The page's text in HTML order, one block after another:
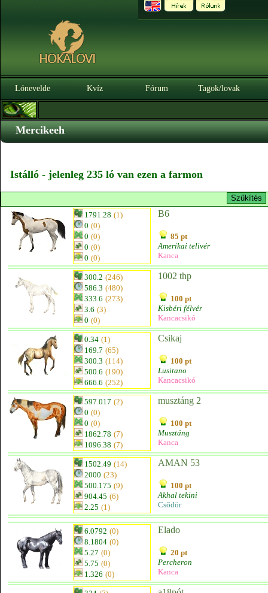
Lónevelde Kvíz Fórum Tagok/lovak
Mercikeeh
Istálló - jelenleg 235 ló van ezen a farmon
1791.28 (1)
0 (0)
0 (0)
0 (0)
0 (0)
B6
85 pt
Amerikai telivér
Kanca
300.2 (246)
586.3 (480)
333.6 (273)
3.6 (3)
0 (0)
1002 thp
100 pt
Kisbéri félvér
Kancacsikó
0.34 (1)
169.7 (65)
300.3 (114)
500.6 (190)
666.6 (252)
Csikaj
100 pt
Lusitano
Kancacsikó
597.017 (2)
0 (0)
0 (0)
1862.78 (7)
1096.38 (7)
musztáng 2
100 pt
Musztáng
Kanca
1502.49 (14)
2000 (23)
500.175 (9)
904.45 (6)
2.25 (1)
AMAN 53
100 pt
Akhal tekini
Csődör
6.0792 (0)
8.1804 (0)
5.27 (0)
5.75 (0)
1.326 (0)
Elado
20 pt
Percheron
Kanca